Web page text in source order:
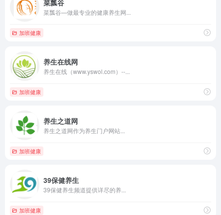
菜瓢谷
菜瓢谷—做最专业的健康养生网...
加班健康
养生在线网
养生在线（www.yswol.com）--...
加班健康
养生之道网
养生之道网作为养生门户网站...
加班健康
39保健养生
39保健养生频道提供详尽的养...
加班健康